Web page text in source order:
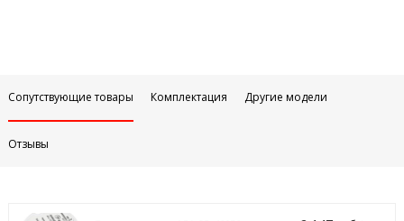
Сопутствующие товары Комплектация Другие модели
Отзывы